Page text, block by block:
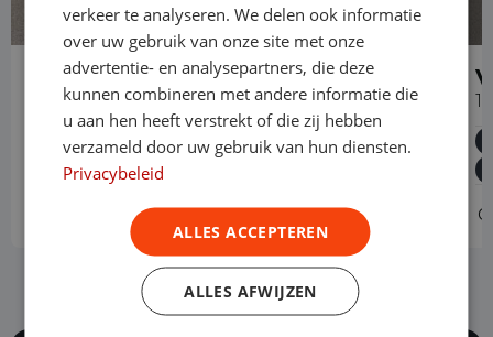
Volkswagen Caddy
2.0 TDI Cargo Automaat
Diesel Automaat 98.779 km
2022
Asten
L1H1
Operational lease
verkeer te analyseren. We delen ook informatie
over uw gebruik van onze site met onze
advertentie- en analysepartners, die deze
kunnen combineren met andere informatie die
u aan hen heeft verstrekt of die zij hebben
verzameld door uw gebruik van hun diensten.
Privacybeleid
ALLES ACCEPTEREN
ALLES AFWIJZEN